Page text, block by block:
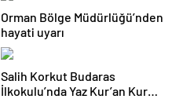
Orman Bölge Müdürlüğü’nden
hayati uyarı
Salih Korkut Budaras
İlkokulu’nda Yaz Kur’an Kursu